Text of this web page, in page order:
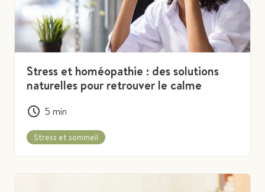
Stress et homéopathie : des solutions
naturelles pour retrouver le calme
5 min
Stress et sommeil